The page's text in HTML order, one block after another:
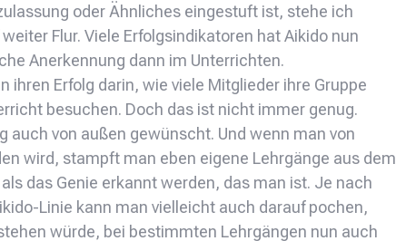
oder Ähnliches eingestuft ist, stehe ich
Flur. Viele Erfolgsindikatoren hat Aikido nun
Anerkennung dann im Unterrichten.
ihren Erfolg darin, wie viele Mitglieder ihre Gruppe
besuchen. Doch das ist nicht immer genug.
auch von außen gewünscht. Und wenn man von
wird, stampft man eben eigene Lehrgänge aus dem
das Genie erkannt werden, das man ist. Je nach
Linie kann man vielleicht auch darauf pochen,
würde, bei bestimmten Lehrgängen nun auch